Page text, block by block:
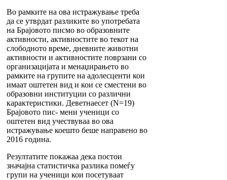
Во рамките на ова истражување треба
да се утврдат разликите во употребата
на Брајовото писмо во образовните
активности, активностите во текот на
слободното време, дневните животни
активности и активностите поврзани со
организацијата и менаџирањето во
рамките на групите на адолесценти кои
имаат оштетен вид и кои се сместени во
образовни институции со различни
карактеристики. Деветнаесет (N=19)
Брајовото пис- мени ученици со
оштетен вид учествуваа во ова
истражување коешто беше направено во
2016 година.
Резултатите покажаа дека постои
значајна статистичка разлика помеѓу
групи на ученици кои посетуваат